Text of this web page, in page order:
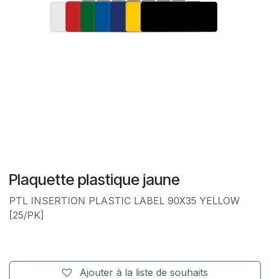
Plaquette plastique jaune
PTL INSERTION PLASTIC LABEL 90X35 YELLOW
[25/PK]
Ajouter à la liste de souhaits